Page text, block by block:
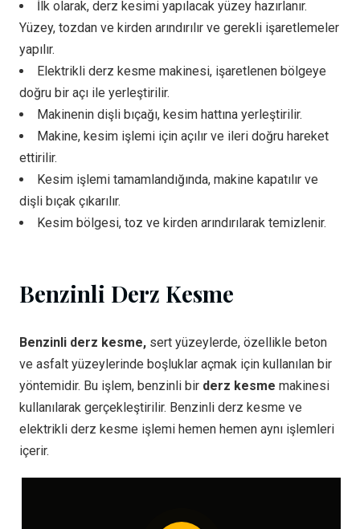
İlk olarak, derz kesimi yapılacak yüzey hazırlanır.
Yüzey, tozdan ve kirden arındırılır ve gerekli işaretlemeler
yapılır.
Elektrikli derz kesme makinesi, işaretlenen bölgeye
doğru bir açı ile yerleştirilir.
Makinenin dişli bıçağı, kesim hattına yerleştirilir.
Makine, kesim işlemi için açılır ve ileri doğru hareket
ettirilir.
Kesim işlemi tamamlandığında, makine kapatılır ve
dişli bıçak çıkarılır.
Kesim bölgesi, toz ve kirden arındırılarak temizlenir.
Benzinli Derz Kesme
Benzinli derz kesme, sert yüzeylerde, özellikle beton
ve asfalt yüzeylerinde boşluklar açmak için kullanılan bir
yöntemidir. Bu işlem, benzinli bir derz kesme makinesi
kullanılarak gerçekleştirilir. Benzinli derz kesme ve
elektrikli derz kesme işlemi hemen hemen aynı işlemleri
içerir.